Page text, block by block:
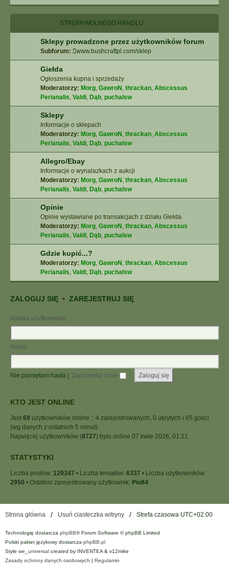
STREFA WOLNEGO HANDLU
Sklepy prowadzone przez użytkowników forum
Subforum: www.bushcraftpl.com/sklep
Giełda
Ogłoszenia kupna i sprzedaży
Moderatorzy: Morg, GawroN , thrackan, Abscessus
Perianalis, Valdi, Dąb, puchalsw
Sklepy
Informacje o sklepach
Moderatorzy: Morg, GawroN , thrackan, Abscessus
Perianalis, Valdi, Dąb, puchalsw
Allegro/Ebay
Informacje o wynalazkach z aukcji
Moderatorzy: Morg, GawroN , thrackan, Abscessus
Perianalis, Valdi, Dąb, puchalsw
Opinie
Opinie wystawiane po transakcjach z działu Giełda
Moderatorzy: Morg, GawroN , thrackan, Abscessus
Perianalis, Valdi, Dąb, puchalsw
Gdzie kupić...?
Moderatorzy: Morg, GawroN , thrackan, Abscessus
Perianalis, Valdi, Dąb, puchalsw
ZALOGUJ SIĘ • ZAREJESTRUJ SIĘ
Nazwa użytkownika:
Hasło:
Nie pamiętam hasła Zapamiętaj mnie
KTO JEST ONLINE
Jest 69 użytkowników online :: 4 zarejestrowanych, 0 ukrytych i 65 gości
(wg danych z ostatnich 5 minut)
Najwięcej użytkowników (8727) było online 07 kwie 2026, 01:21
STATYSTYKI
Liczba postów: 129347 • Liczba tematów: 6337 • Liczba użytkowników:
2950 • Ostatnio zarejestrowany użytkownik: Pio84
Strona główna Usuń ciasteczka witryny Strefa czasowa UTC+02:00
Technologię dostarcza phpBB® Forum Software © phpBB Limited
Polski pakiet językowy dostarcza phpBB.pl
Style we_universal created by INVENTEA & v12mike
Zasady ochrony danych osobowych | Regulamin